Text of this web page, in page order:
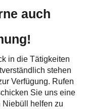
auch
in die Tätigkeiten
stehen
Verfügung. Rufen
Sie uns eine
Niebüll helfen zu